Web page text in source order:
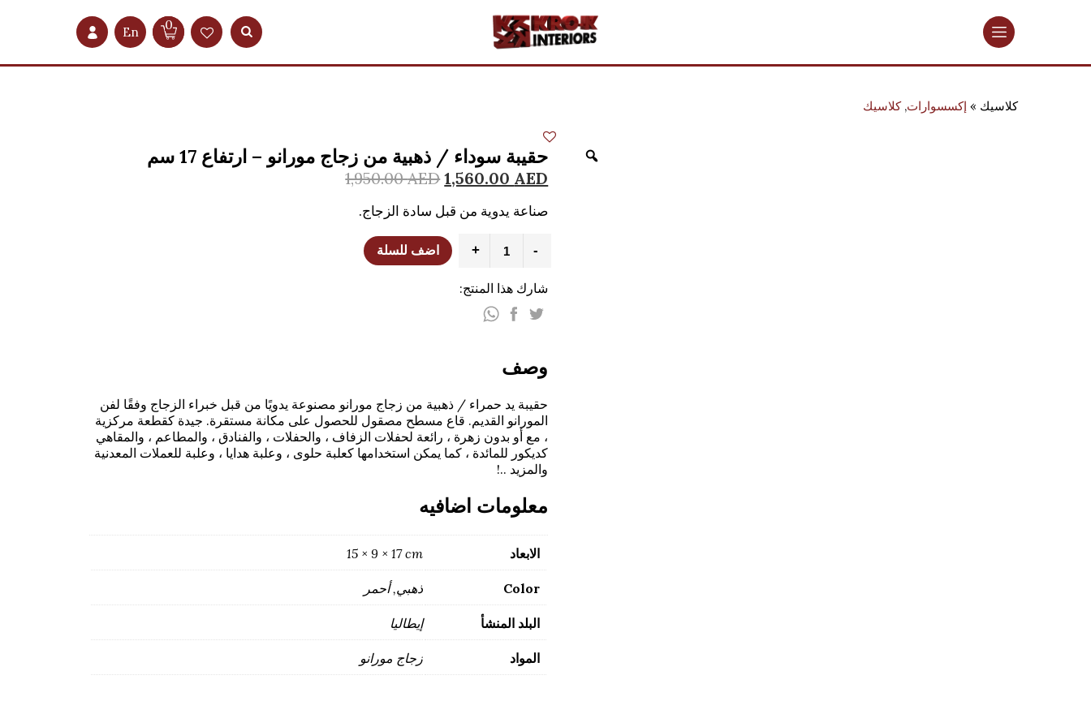
0
En
كلاسيك إكسسوارات,كلاسيك
حقيبة سوداء / ذهبية من زجاج مورانو – ارتفاع 17 سم
1,950.00AED 1,560.00 AED
صناعة يدوية من قبل سادة الزجاج.
-
+ اضف للسلة
شارك هذا المنتج:
وصف
حقيبة يد حمراء / ذهبية من زجاج مورانو مصنوعة يدويًا من قبل خبراء الزجاج وفقًا لفن
المورانو القديم. قاع مسطح مصقول للحصول على مكانة مستقرة. جيدة كقطعة مركزية
، مع أو بدون زهرة ، رائعة لحفلات الزفاف ، والحفلات ، والفنادق ، والمطاعم ، والمقاهي
كديكور للمائدة ، كما يمكن استخدامها كعلبة حلوى ، وعلبة هدايا ، وعلبة للعملات المعدنية
والمزيد ..!
معلومات اضافيه
الابعاد 15 × 9 × 17 cm
Color ذهبي, أحمر
البلد المنشأ إيطاليا
المواد زجاج مورانو